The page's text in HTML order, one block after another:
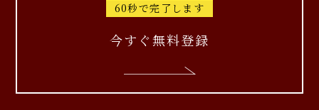
60秒で完了します
今すぐ無料登録